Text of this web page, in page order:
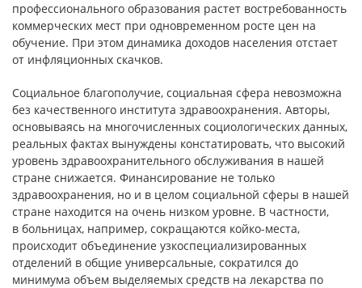
профессионального образования растет востребованность
коммерческих мест при одновременном росте цен на
обучение. При этом динамика доходов населения отстает
от инфляционных скачков.
Социальное благополучие, социальная сфера невозможна
без качественного института здравоохранения. Авторы,
основываясь на многочисленных социологических данных,
реальных фактах вынуждены констатировать, что высокий
уровень здравоохранительного обслуживания в нашей
стране снижается. Финансирование не только
здравоохранения, но и в целом социальной сферы в нашей
стране находится на очень низком уровне. В частности,
в больницах, например, сокращаются койко-места,
происходит объединение узкоспециализированных
отделений в общие универсальные, сократился до
минимума объем выделяемых средств на лекарства по